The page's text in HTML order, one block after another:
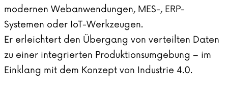
modernen Webanwendungen, MES-, ERP-
Systemen oder IoT-Werkzeugen.
Er erleichtert den Übergang von verteilten Daten
zu einer integrierten Produktionsumgebung – im
Einklang mit dem Konzept von Industrie 4.0.